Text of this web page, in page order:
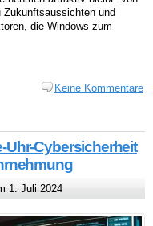
Zukunftsaussichten und
die Windows zum
Keine Kommentare
Uhr-Cybersicherheit
1. Juli 2024